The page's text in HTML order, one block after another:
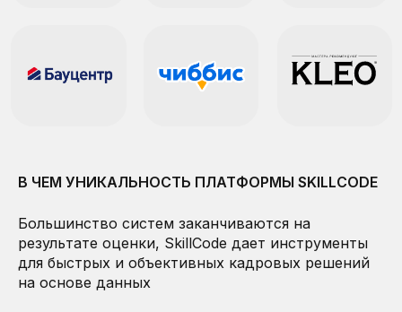
В ЧЕМ УНИКАЛЬНОСТЬ ПЛАТФОРМЫ SKILLCODE
Большинство систем заканчиваются на
результате оценки, SkillCode дает инструменты
для быстрых и объективных кадровых решений
на основе данных
Как это работает
ГРУППОВЫЕ ОТЧЕТЫ